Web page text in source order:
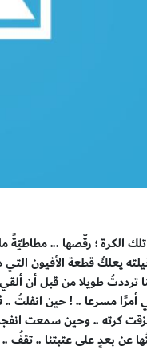
الكرة ؛ رقّصها ... مطاطيّةً
يعلكُ قطعة الأفيون
ترددتُ طويلا من قبل أن
أمرًا مسرعا .. ! حين
كرته .. وحين سمعت
عن بعدٍ على عتبتنا ..